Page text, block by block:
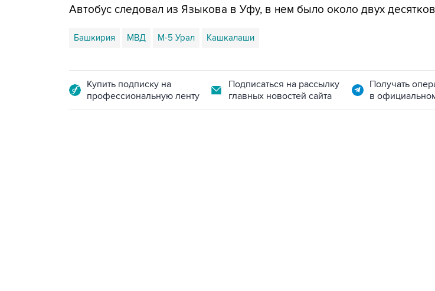
Автобус следовал из Языкова в Уфу, в нем было около двух
Башкирия МВД М-5 Урал Кашкалаши
Купить подписку на
профессиональную ленту
Подписаться на рассылку
главных новостей сайта
Получать
в